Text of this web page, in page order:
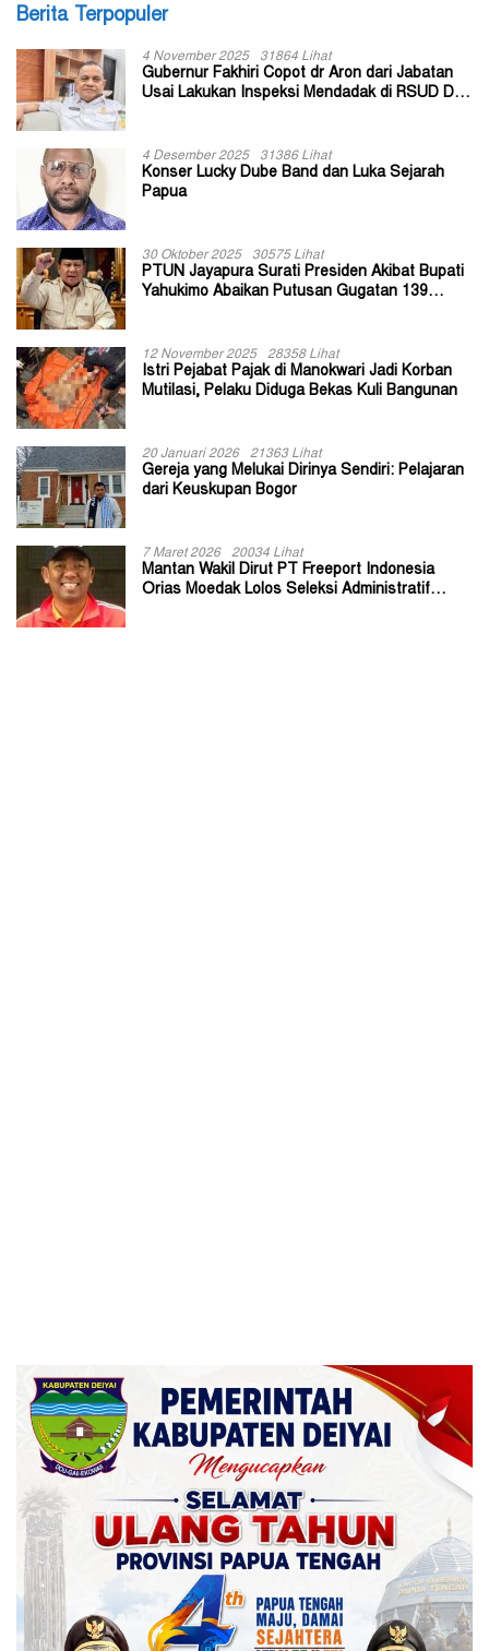
Berita Terpopuler
4 November 2025 31864 Lihat
Gubernur Fakhiri Copot dr Aron dari Jabatan
Usai Lakukan Inspeksi Mendadak di RSUD Dok
4 Desember 2025 31386 Lihat
Konser Lucky Dube Band dan Luka Sejarah
Papua
30 Oktober 2025 30575 Lihat
PTUN Jayapura Surati Presiden Akibat Bupati
Yahukimo Abaikan Putusan Gugatan 139
12 November 2025 28358 Lihat
Istri Pejabat Pajak di Manokwari Jadi Korban
Mutilasi, Pelaku Diduga Bekas Kuli Bangunan
20 Januari 2026 21363 Lihat
Gereja yang Melukai Dirinya Sendiri: Pelajaran
dari Keuskupan Bogor
7 Maret 2026 20034 Lihat
Mantan Wakil Dirut PT Freeport Indonesia
Orias Moedak Lolos Seleksi Administratif